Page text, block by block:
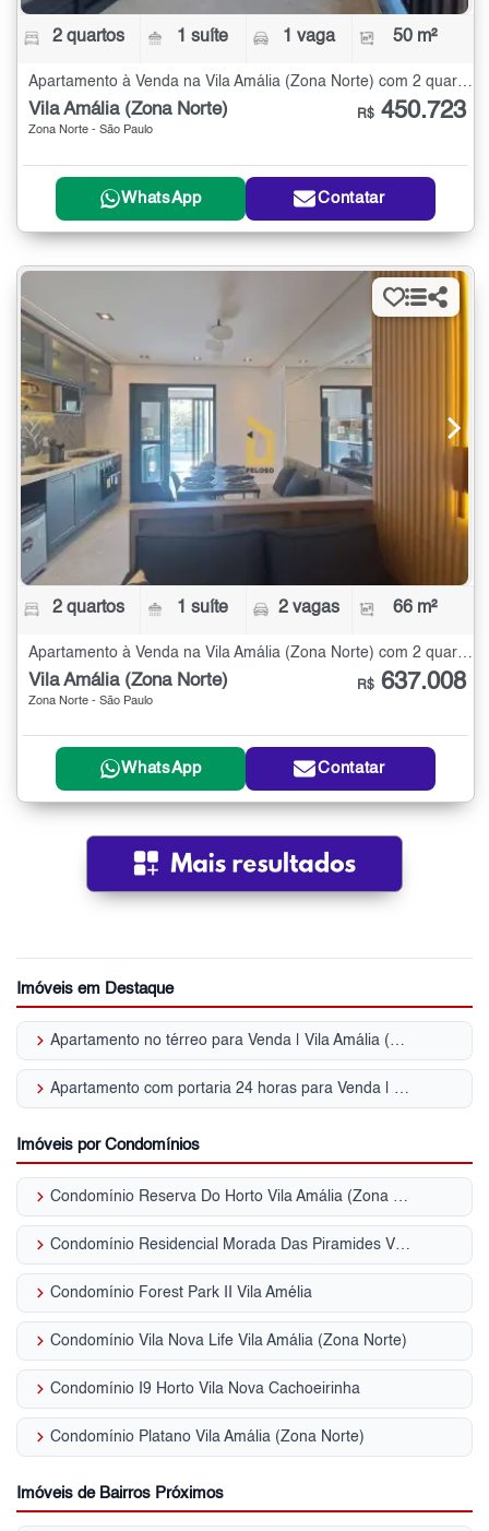
2 quartos 1 suíte 1 vaga 50 m²
Apartamento à Venda na Vila Amália (Zona Norte) com 2 quartos - 50 m²
Vila Amália (Zona Norte)
Zona Norte - São Paulo
R$ 450.723
WhatsApp Contatar
2 quartos 1 suíte 2 vagas 66 m²
Vila Amália (Zona Norte)
Zona Norte - São Paulo
R$ 637.008
WhatsApp Contatar
Imóveis em Destaque
keyboard_arrow_right Apartamento no térreo para Venda | Vila Amália (Zona Norte)
keyboard_arrow_right Apartamento com portaria 24 horas para Venda | Vila Amália (Zona Norte)
Imóveis por Condomínios
keyboard_arrow_right Condomínio Reserva Do Horto Vila Amália (Zona Norte)
keyboard_arrow_right Condomínio Residencial Morada Das Piramides Vila Amália (Zona Norte)
keyboard_arrow_right Condomínio Forest Park II Vila Amélia
keyboard_arrow_right Condomínio Vila Nova Life Vila Amália (Zona Norte)
keyboard_arrow_right Condomínio I9 Horto Vila Nova Cachoeirinha
keyboard_arrow_right Condomínio Platano Vila Amália (Zona Norte)
Imóveis de Bairros Próximos